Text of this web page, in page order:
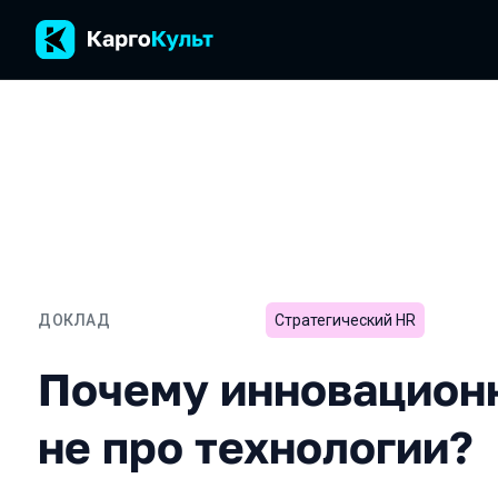
ДОКЛАД
Почему
Стратегический HR
Почему
не про технологии?